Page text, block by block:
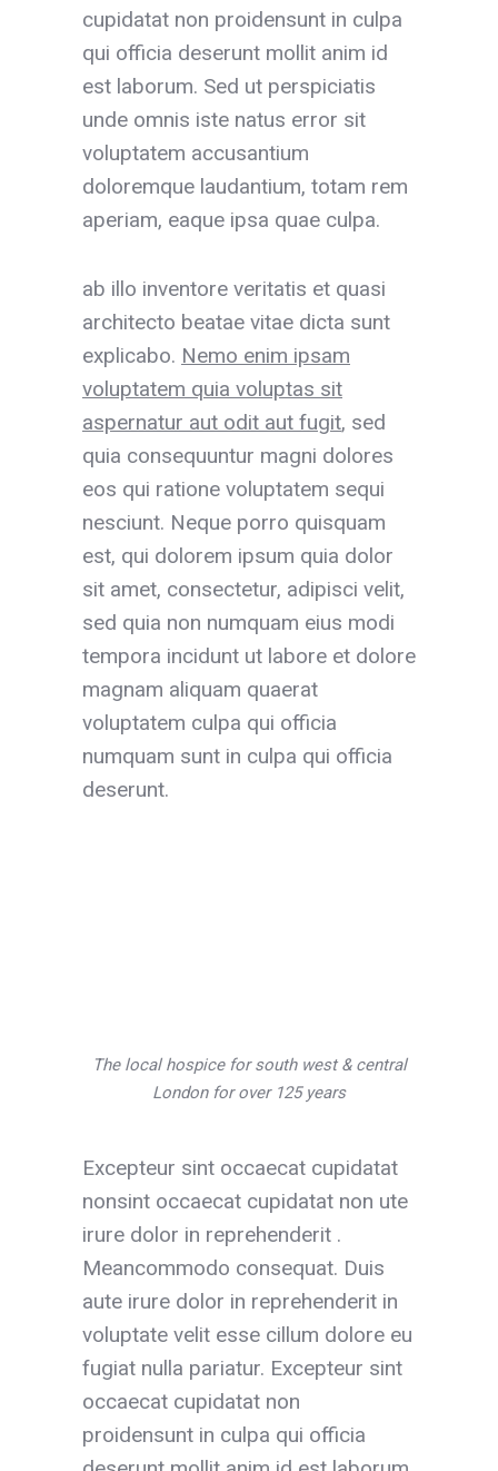
cupidatat non proidensunt in culpa
qui officia deserunt mollit anim id
est laborum. Sed ut perspiciatis
unde omnis iste natus error sit
voluptatem accusantium
doloremque laudantium, totam rem
aperiam, eaque ipsa quae culpa.
ab illo inventore veritatis et quasi
architecto beatae vitae dicta sunt
explicabo. Nemo enim ipsam
voluptatem quia voluptas sit
aspernatur aut odit aut fugit, sed
quia consequuntur magni dolores
eos qui ratione voluptatem sequi
nesciunt. Neque porro quisquam
est, qui dolorem ipsum quia dolor
sit amet, consectetur, adipisci velit,
sed quia non numquam eius modi
tempora incidunt ut labore et dolore
magnam aliquam quaerat
voluptatem culpa qui officia
numquam sunt in culpa qui officia
deserunt.
The local hospice for south west & central
London for over 125 years
Excepteur sint occaecat cupidatat
nonsint occaecat cupidatat non ute
irure dolor in reprehenderit .
Meancommodo consequat. Duis
aute irure dolor in reprehenderit in
voluptate velit esse cillum dolore eu
fugiat nulla pariatur. Excepteur sint
occaecat cupidatat non
proidensunt in culpa qui officia